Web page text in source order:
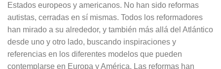
Estados europeos y americanos. No han sido reformas
autistas, cerradas en sí mismas. Todos los reformadores
han mirado a su alrededor, y también más allá del Atlántico
desde uno y otro lado, buscando inspiraciones y
referencias en los diferentes modelos que pueden
contemplarse en Europa y América. Las reformas han